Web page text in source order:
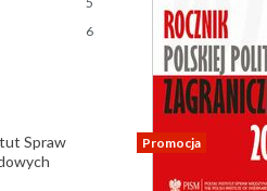
6
Spraw
Promocja